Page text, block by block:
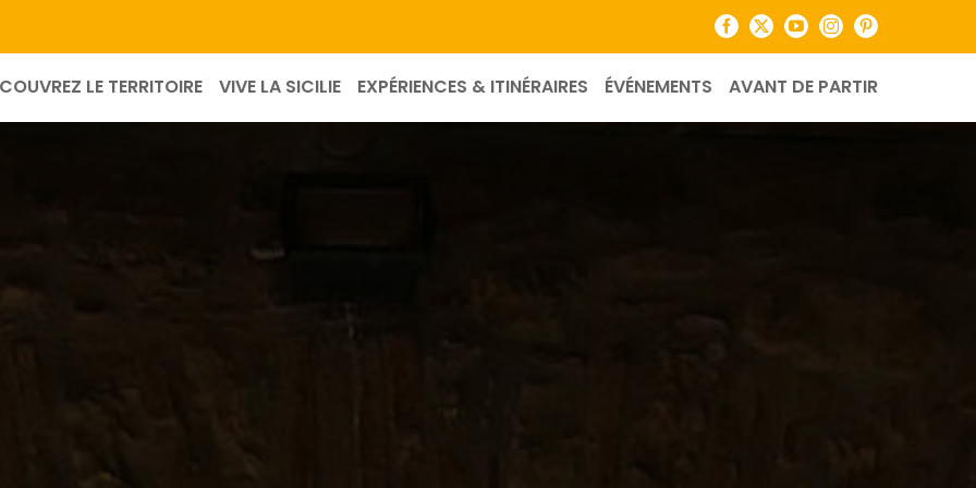
Facebook
X YouTubeInstagramPinterest
LE TERRITOIRE VIVE LA SICILIE EXPÉRIENCES & ITINÉRAIRES ÉVÉNEMENTS AVANT DE PARTIR